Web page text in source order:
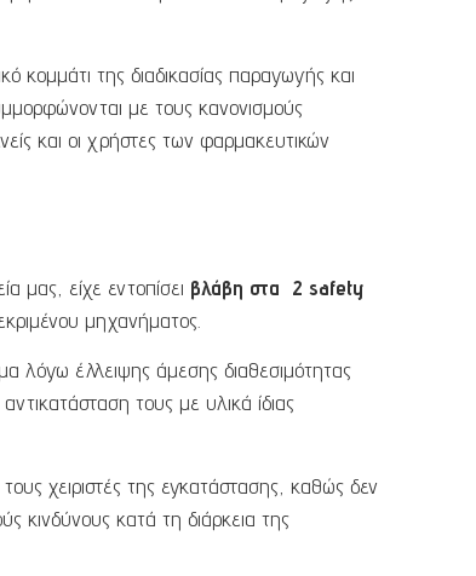
κομμάτι της διαδικασίας παραγωγής και
με τους κανονισμούς
και οι χρήστες των φαρμακευτικών
μας, είχε εντοπίσει βλάβη στα 2 safety
μηχανήματος.
λόγω έλλειψης άμεσης διαθεσιμότητας
τους με υλικά ίδιας
χειριστές της εγκατάστασης, καθώς δεν
κινδύνους κατά τη διάρκεια της